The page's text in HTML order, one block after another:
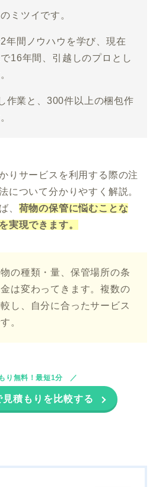
ミツイです。
年間ノウハウを学び、現在
16年間、引越しのプロとし
作業と、300件以上の梱包作
りサービスを利用する際の注
について分かりやすく解説。
、 荷物の保管に悩むことな
実現できます。
の種類・量、保管場所の条
は変わってきます。複数の
し、自分に合ったサービス
。
り無料！最短1分
見積もりを比較する